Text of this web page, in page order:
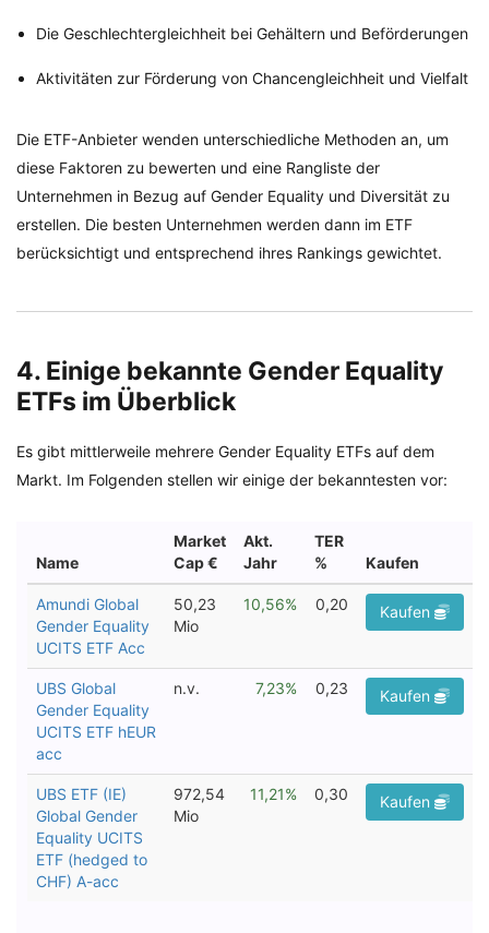
Die Geschlechtergleichheit bei Gehältern und Beförderungen
Aktivitäten zur Förderung von Chancengleichheit und Vielfalt
Die ETF-Anbieter wenden unterschiedliche Methoden an, um
diese Faktoren zu bewerten und eine Rangliste der
Unternehmen in Bezug auf Gender Equality und Diversität zu
erstellen. Die besten Unternehmen werden dann im ETF
berücksichtigt und entsprechend ihres Rankings gewichtet.
4. Einige bekannte Gender Equality
ETFs im Überblick
Es gibt mittlerweile mehrere Gender Equality ETFs auf dem
Markt. Im Folgenden stellen wir einige der bekanntesten vor: